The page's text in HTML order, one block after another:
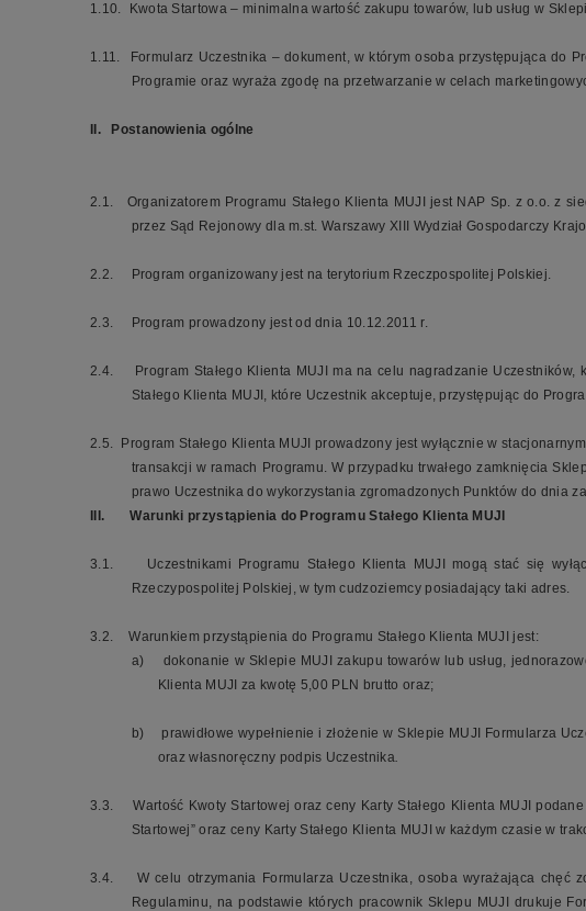
1.10. Kwota Startowa – minimalna wartość zakupu towarów, lub usług w
1.11.
Formularz Uczestnika – dokument, w którym osoba przystępująca do
Programie oraz wyraża zgodę na przetwarzanie w celach
II. Postanowienia ogólne
2.1.
Organizatorem Programu Stałego Klienta MUJI jest NAP Sp. z o.o. z
przez Sąd Rejonowy dla m.st. Warszawy XIII Wydział Gospodarczy
2.2. Program organizowany jest na terytorium Rzeczpospolitej Polskiej.
2.3. Program prowadzony jest od dnia 10.12.2011 r.
2.4.
Program Stałego Klienta MUJI ma na celu nagradzanie
Stałego Klienta MUJI, które Uczestnik akceptuje, przystępując do
2.5.
Program Stałego Klienta MUJI prowadzony jest wyłącznie w
transakcji w ramach Programu. W przypadku trwałego zamknięcia
prawo Uczestnika do wykorzystania zgromadzonych Punktów do dnia
III.
Warunki przystąpienia do ProgramuStałego Klienta MUJI
3.1.
Uczestnikami Programu Stałego Klienta MUJI mogą stać się
Rzeczypospolitej Polskiej, w tym cudzoziemcy posiadający taki adres.
3.2.
Warunkiem przystąpienia do Programu Stałego Klienta MUJI jest:
a)
dokonanie w Sklepie MUJI zakupu towarów lub usług,
Klienta MUJI za kwotę 5,00 PLN brutto oraz;
b) prawidłowe wypełnienie i złożenie w Sklepie MUJI Formularza
oraz własnoręczny podpis Uczestnika.
3.3.
Wartość Kwoty Startowej oraz ceny Karty Stałego Klienta MUJI
Startowej” oraz ceny Karty Stałego Klienta MUJI w każdym czasie w
3.4.
W celu otrzymania Formularza Uczestnika, osoba wyrażająca
Regulaminu, na podstawie których pracownik Sklepu MUJI drukuje